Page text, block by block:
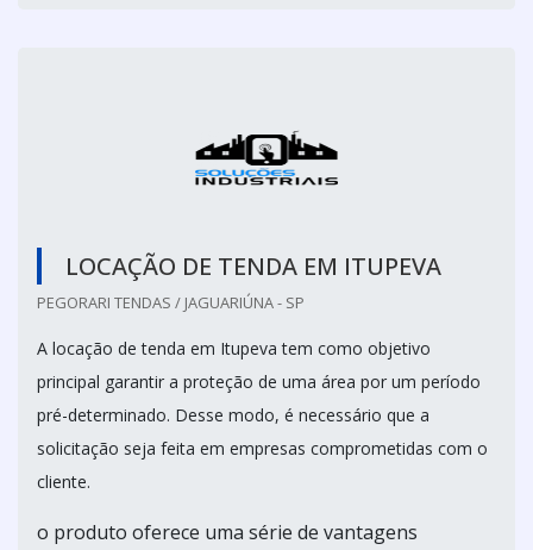
LOCAÇÃO DE TENDA EM ITUPEVA
PEGORARI TENDAS / JAGUARIÚNA - SP
A locação de tenda em Itupeva tem como objetivo
principal garantir a proteção de uma área por um período
pré-determinado. Desse modo, é necessário que a
solicitação seja feita em empresas comprometidas com o
cliente.
o produto oferece uma série de vantagens